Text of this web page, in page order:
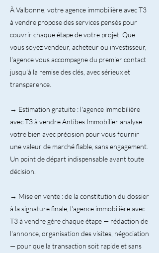
À Valbonne, votre agence immobilière avec T3
à vendre propose des services pensés pour
couvrir chaque étape de votre projet. Que
vous soyez vendeur, acheteur ou investisseur,
l'agence vous accompagne du premier contact
jusqu'à la remise des clés, avec sérieux et
transparence.
→ Estimation gratuite : l'agence immobilière
avec T3 à vendre Antibes Immobilier analyse
votre bien avec précision pour vous fournir
une valeur de marché fiable, sans engagement.
Un point de départ indispensable avant toute
décision.
→ Mise en vente : de la constitution du dossier
à la signature finale, l'agence immobilière avec
T3 à vendre gère chaque étape — rédaction de
l'annonce, organisation des visites, négociation
— pour que la transaction soit rapide et sans